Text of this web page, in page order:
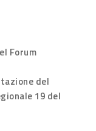
Forum
del
19 del